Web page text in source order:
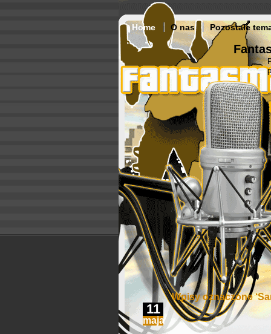
Home O nas Pozostałe
Wpisy oznaczone
11
maja